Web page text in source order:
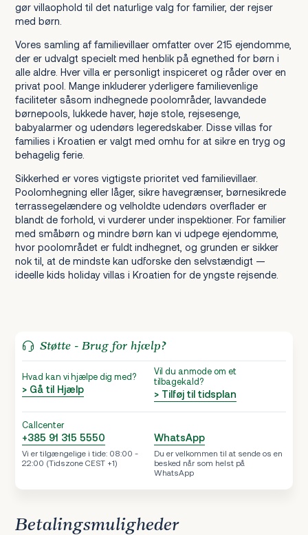
gør villaophold til det naturlige valg for familier, der rejser
med børn.
Vores samling af familievillaer omfatter over 215 ejendomme,
der er udvalgt specielt med henblik på egnethed for børn i
alle aldre. Hver villa er personligt inspiceret og råder over en
privat pool. Mange inkluderer yderligere familievenlige
faciliteter såsom indhegnede poolområder, lavvandede
børnepools, lukkede haver, høje stole, rejsesenge,
babyalarmer og udendørs legeredskaber. Disse villas for
families i Kroatien er valgt med omhu for at sikre en tryg og
behagelig ferie.
Sikkerhed er vores vigtigste prioritet ved familievillaer.
Poolomhegning eller låger, sikre havegrænser, børnesikrede
terrassegelændere og velholdte udendørs overflader er
blandt de forhold, vi vurderer under inspektioner. For familier
med småbørn og mindre børn kan vi udpege ejendomme,
hvor poolområdet er fuldt indhegnet, og grunden er sikker
nok til, at de mindste kan udforske den selvstændigt —
ideelle kids holiday villas i Kroatien for de yngste rejsende.
Støtte - Brug for hjælp?
Hvad kan vi hjælpe dig med?
> Gå til Hjælp
Vil du anmode om et
tilbagekald?
> Tilføj til tidsplan
Callcenter
+385 91 315 5550
Vi er tilgængelige i tide: 08:00 -
22:00 (Tidszone CEST +1)
WhatsApp
Du er velkommen til at sende os en
besked når som helst på
WhatsApp
Betalingsmuligheder